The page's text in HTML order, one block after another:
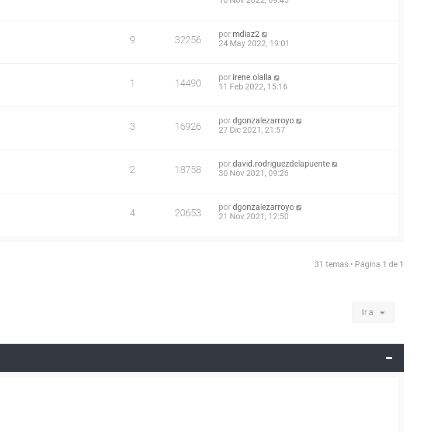
9 32256 por mdiaz2
24 May 2022, 19:01
1 14490 por irene.olalla
11 Feb 2022, 15:16
3 16926 pordgonzalezarroyo
27 Dic 2021, 21:57
2 18758 pordavid.rodriguezdelapuente
30 Nov 2021, 09:26
4 20653 pordgonzalezarroyo
21 Nov 2021, 12:50
31 temas • Página 1 de 1
Ir a